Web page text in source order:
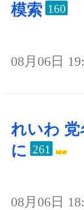
模索 160
08月06日
れいわ 党
に 261
08月06日